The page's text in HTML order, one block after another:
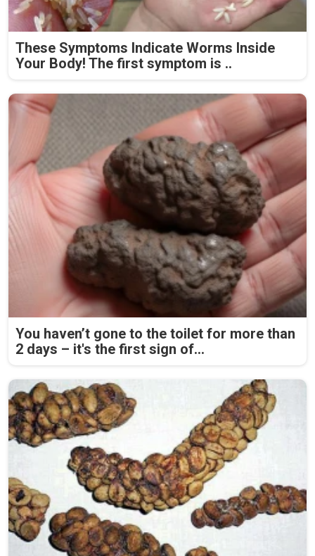
These Symptoms Indicate Worms Inside
Your Body! The first symptom is ..
You haven’t gone to the toilet for more than
2 days – it's the first sign of...